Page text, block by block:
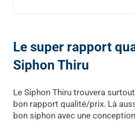
Le super rapport
Siphon Thiru
Le Siphon Thiru trouvera
bon rapport qualité/prix. Là
bon siphon avec une